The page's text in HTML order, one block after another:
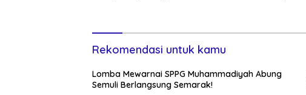
Rekomendasi untuk kamu
Lomba Mewarnai SPPG Muhammadiyah Abung
Semuli Berlangsung Semarak!